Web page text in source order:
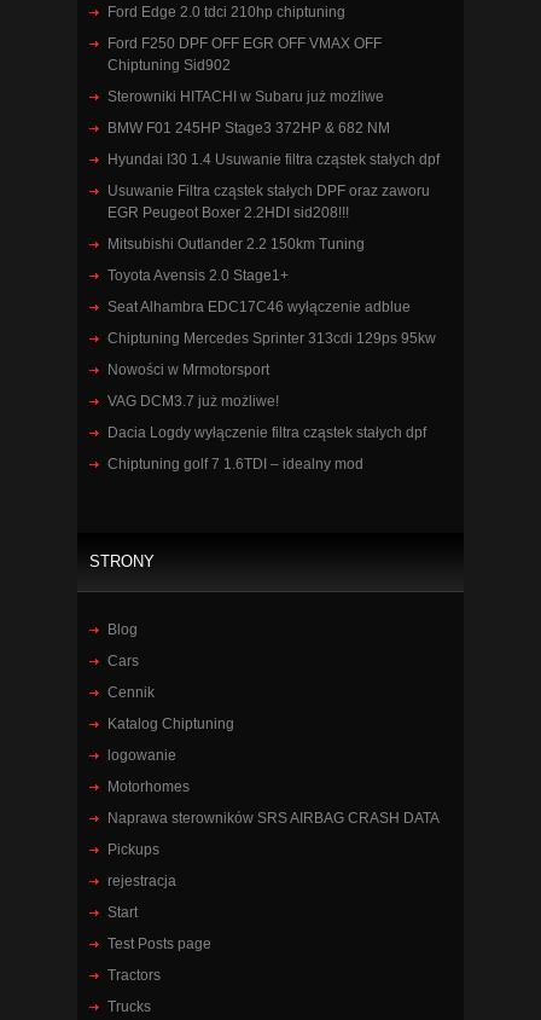
Ford Edge 2.0 tdci 210hp chiptuning
Ford F250 DPF OFF EGR OFF VMAX OFF
Chiptuning Sid902
Sterowniki HITACHI w Subaru już możliwe
BMW F01 245HP Stage3 372HP & 682 NM
Hyundai I30 1.4 Usuwanie filtra cząstek stałych dpf
Usuwanie Filtra cząstek stałych DPF oraz zaworu
EGR Peugeot Boxer 2.2HDI sid208!!!
Mitsubishi Outlander 2.2 150km Tuning
Toyota Avensis 2.0 Stage1+
Seat Alhambra EDC17C46 wyłączenie adblue
Chiptuning Mercedes Sprinter 313cdi 129ps 95kw
Nowości w Mrmotorsport
VAG DCM3.7 już możliwe!
Dacia Logdy wyłączenie filtra cząstek stałych dpf
Chiptuning golf 7 1.6TDI – idealny mod
STRONY
Blog
Cars
Cennik
Katalog Chiptuning
logowanie
Motorhomes
Naprawa sterowników SRS AIRBAG CRASH DATA
Pickups
rejestracja
Start
Test Posts page
Tractors
Trucks